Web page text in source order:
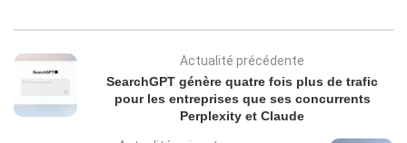
Actualité précédente
SearchGPT génère quatre fois plus de trafic
pour les entreprises que ses concurrents
Perplexity et Claude